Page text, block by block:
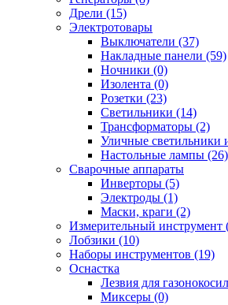
Дрели (15)
Электротовары
Выключатели (37)
Накладные панели (59)
Ночники (0)
Изолента (0)
Розетки (23)
Светильники (14)
Трансформаторы (2)
Уличные светильники
Настольные лампы (26)
Сварочные аппараты
Инверторы (5)
Электроды (1)
Маски, краги (2)
Измерительный инструмент
Лобзики (10)
Наборы инструментов (19)
Оснастка
Лезвия для
Миксеры (0)